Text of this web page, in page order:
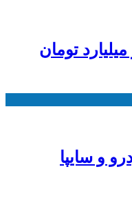
۴۵۰هزار میلیارد تومان
و سایپا